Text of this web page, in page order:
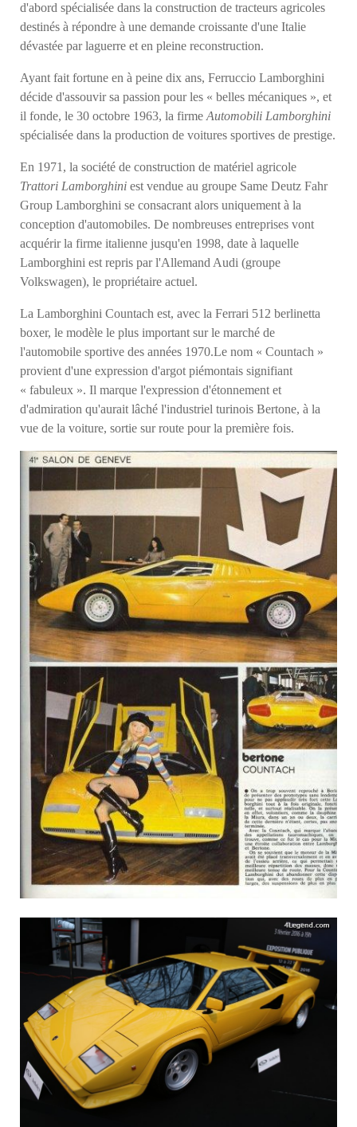
d'abord spécialisée dans la construction de tracteurs agricoles
destinés à répondre à une demande croissante d'une Italie
dévastée par laguerre et en pleine reconstruction.
Ayant fait fortune en à peine dix ans, Ferruccio Lamborghini
décide d'assouvir sa passion pour les « belles mécaniques », et
il fonde, le 30 octobre 1963, la firme Automobili Lamborghini
spécialisée dans la production de voitures sportives de prestige.
En 1971, la société de construction de matériel agricole
Trattori Lamborghini est vendue au groupe Same Deutz Fahr
Group Lamborghini se consacrant alors uniquement à la
conception d'automobiles. De nombreuses entreprises vont
acquérir la firme italienne jusqu'en 1998, date à laquelle
Lamborghini est repris par l'Allemand Audi (groupe
Volkswagen), le propriétaire actuel.
La Lamborghini Countach est, avec la Ferrari 512 berlinetta
boxer, le modèle le plus important sur le marché de
l'automobile sportive des années 1970.Le nom « Countach »
provient d'une expression d'argot piémontais signifiant
« fabuleux ». Il marque l'expression d'étonnement et
d'admiration qu'aurait lâché l'industriel turinois Bertone, à la
vue de la voiture, sortie sur route pour la première fois.